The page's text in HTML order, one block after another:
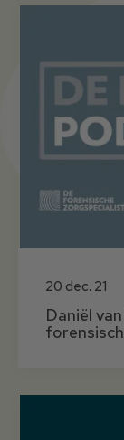
20 dec. 21
Daniël